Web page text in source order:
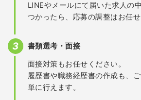
LINEやメールにて届いた求人の
つかったら、応募の調整はお任せ
書類選考・面接
面接対策もお任せください。
履歴書や職務経歴書の作成も、
単に行えます。